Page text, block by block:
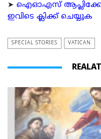
➤ ഐഓഎസ്
ഇവിടെ ക്ലിക്ക് ചെയ്യുക
SPECIAL STORIES VATICAN